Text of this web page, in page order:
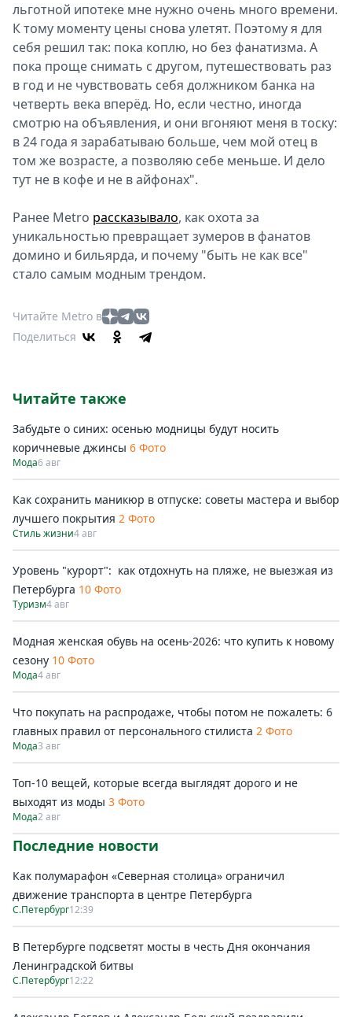
льготной ипотеке мне нужно очень много времени.
К тому моменту цены снова улетят. Поэтому я для
себя решил так: пока коплю, но без фанатизма. А
пока проще снимать с другом, путешествовать раз
в год и не чувствовать себя должником банка на
четверть века вперёд. Но, если честно, иногда
смотрю на объявления, и они вгоняют меня в тоску:
в 24 года я зарабатываю больше, чем мой отец в
том же возрасте, а позволяю себе меньше. И дело
тут не в кофе и не в айфонах".
Ранее Metro рассказывало, как охота за
уникальностью превращает зумеров в фанатов
домино и бильярда, и почему "быть не как все"
стало самым модным трендом.
Читайте Metro в
Поделиться
Читайте также
Забудьте о синих: осенью модницы будут носить
коричневые джинсы 6 Фото
Мода6 авг
Как сохранить маникюр в отпуске: советы мастера и выбор
лучшего покрытия 2 Фото
Стиль жизни4 авг
Уровень "курорт": как отдохнуть на пляже, не выезжая из
Петербурга 10 Фото
Туризм4 авг
Модная женская обувь на осень-2026: что купить к новому
сезону 10 Фото
Мода4 авг
Что покупать на распродаже, чтобы потом не пожалеть: 6
главных правил от персонального стилиста 2 Фото
Мода3 авг
Топ-10 вещей, которые всегда выглядят дорого и не
выходят из моды 3 Фото
Мода2 авг
Последние новости
Как полумарафон «Северная столица» ограничил
движение транспорта в центре Петербурга
С.Петербург12:39
В Петербурге подсветят мосты в честь Дня окончания
Ленинградской битвы
С.Петербург12:22